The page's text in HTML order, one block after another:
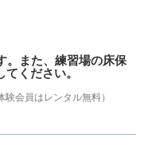
。また、練習場の床保
ください。
会員はレンタル無料）